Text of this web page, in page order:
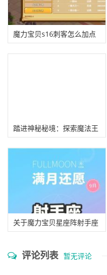
魔力宝贝s16刺客怎么加点
踏进神秘秘境：探索魔法王
国秘密
关于魔力宝贝星座阵射手座
评论列表 暂无评论